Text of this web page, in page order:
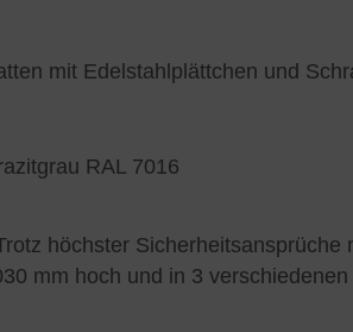
mit Edelstahlplättchen und
RAL 7016
höchster Sicherheitsansprüche
mm hoch und in 3 verschiedenen